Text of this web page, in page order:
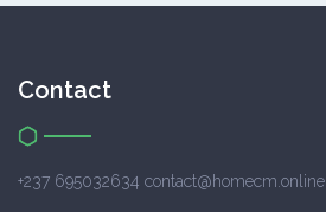
Contact
+237 695032634 contact@homecm.online